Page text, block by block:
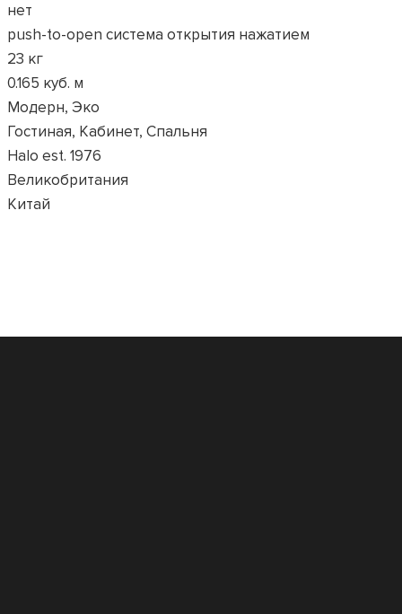
нет
push-to-open система открытия нажатием
23 кг
0.165 куб. м
Модерн, Эко
Гостиная, Кабинет, Спальня
Halo est. 1976
Великобритания
Китай